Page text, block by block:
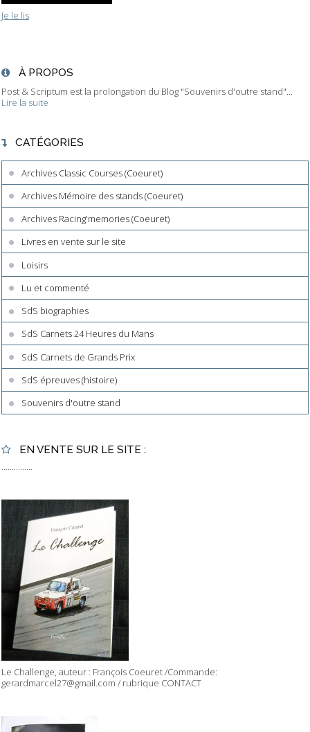
Je le lis
À PROPOS
Post & Scriptum est la prolongation du Blog "Souvenirs d'outre stand"...
Lire la suite
CATÉGORIES
Archives Classic Courses (Coeuret)
Archives Mémoire des stands (Coeuret)
Archives Racing'memories (Coeuret)
Livres en vente sur le site
Loisirs
Lu et commenté
SdS biographies
SdS Carnets 24 Heures du Mans
SdS Carnets de Grands Prix
SdS épreuves (histoire)
Souvenirs d'outre stand
EN VENTE SUR LE SITE :
...............
Le Challenge, auteur : François Coeuret /Commande:
gerardmarcel27@gmail.com / rubrique CONTACT